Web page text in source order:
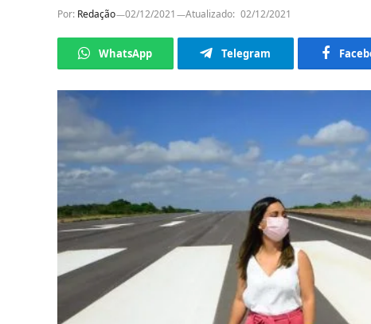
Por: Redação 02/12/2021 Atualizado: 02/12/2021
WhatsApp Telegram